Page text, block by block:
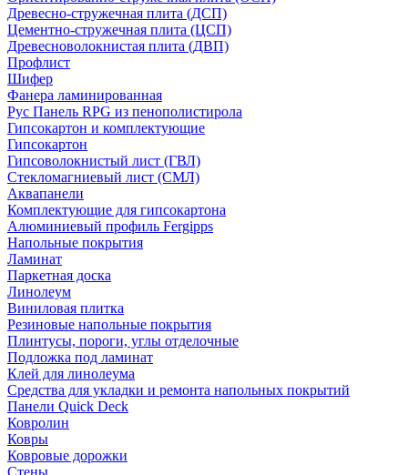
Древесно-стружечная плита (ДСП)
Цементно-стружечная плита (ЦСП)
Древесноволокнистая плита (ДВП)
Профлист
Шифер
Фанера ламинированная
Рус Панель RPG из пенополистирола
Гипсокартон и комплектующие
Гипсокартон
Гипсоволокнистый лист (ГВЛ)
Стекломагниевый лист (СМЛ)
Аквапанели
Комплектующие для гипсокартона
Алюминиевый профиль Fergipps
Напольные покрытия
Ламинат
Паркетная доска
Линолеум
Виниловая плитка
Резиновые напольные покрытия
Плинтусы, пороги, углы отделочные
Подложка под ламинат
Клей для линолеума
Средства для укладки и ремонта напольных покрытий
Панели Quick Deck
Ковролин
Ковры
Ковровые дорожки
Стены